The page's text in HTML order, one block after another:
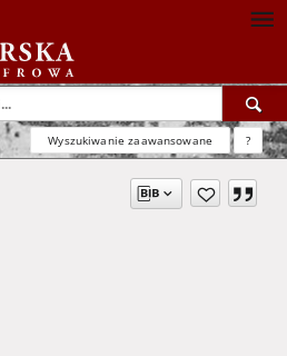
Wyszukiwanie zaawansowane ?